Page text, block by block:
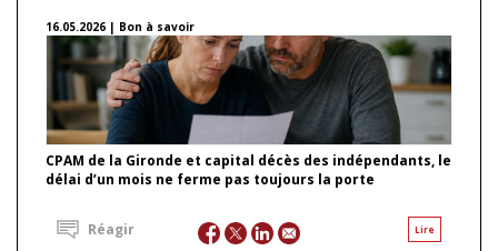
16.05.2026 | Bon à savoir
CPAM de la Gironde et capital décès des indépendants, le
délai d’un mois ne ferme pas toujours la porte
Lire
Réagir